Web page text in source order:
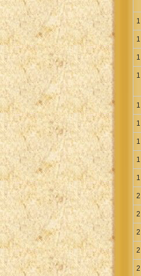
1
1
1
1
1
1
1
1
1
2
2
2
2
2